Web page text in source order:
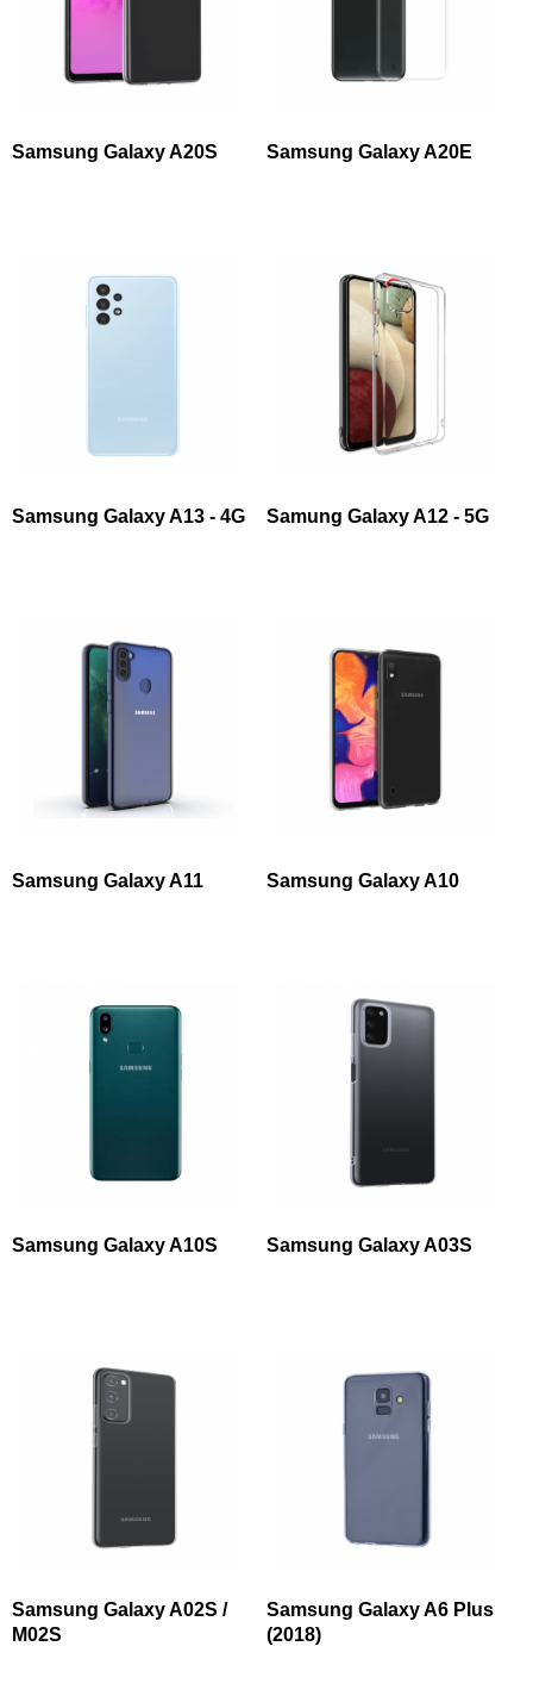
Samsung Galaxy A20S Samsung Galaxy A20E
Samsung Galaxy A13 - 4G Samung Galaxy A12 - 5G
Samsung Galaxy A11 Samsung Galaxy A10
Samsung Galaxy A10S Samsung Galaxy A03S
Samsung Galaxy A02S /
M02S
Samsung Galaxy A6 Plus
(2018)